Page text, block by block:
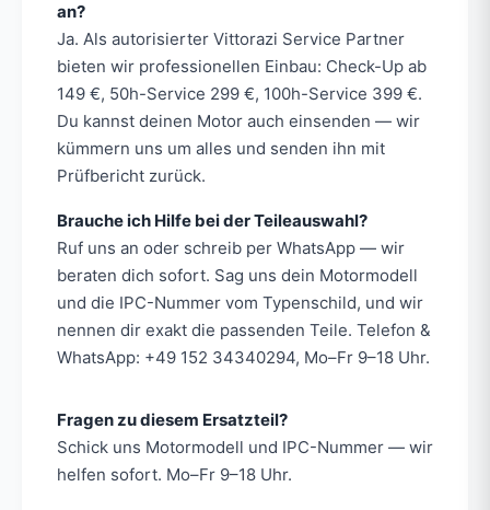
an?
Ja. Als autorisierter Vittorazi Service Partner
bieten wir professionellen Einbau: Check-Up ab
149 €, 50h-Service 299 €, 100h-Service 399 €.
Du kannst deinen Motor auch einsenden — wir
kümmern uns um alles und senden ihn mit
Prüfbericht zurück.
Brauche ich Hilfe bei der Teileauswahl?
Ruf uns an oder schreib per WhatsApp — wir
beraten dich sofort. Sag uns dein Motormodell
und die IPC-Nummer vom Typenschild, und wir
nennen dir exakt die passenden Teile. Telefon &
WhatsApp: +49 152 34340294, Mo–Fr 9–18 Uhr.
Fragen zu diesem Ersatzteil?
Schick uns Motormodell und IPC-Nummer — wir
helfen sofort. Mo–Fr 9–18 Uhr.